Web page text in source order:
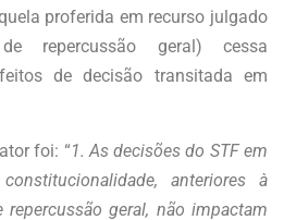
proferida em recurso julgado
repercussão geral) cessa
de decisão transitada em
foi: “1. As decisões do STF em
anteriores à
geral, não impactam